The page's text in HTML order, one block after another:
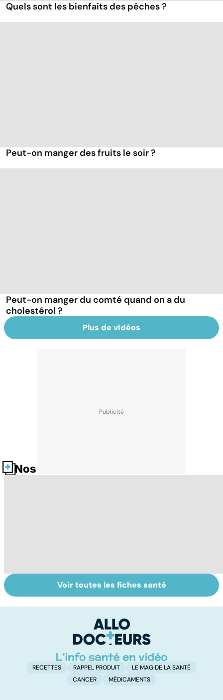
Quels sont les bienfaits des pêches ?
Peut-on manger des fruits le soir ?
Peut-on manger du comté quand on a du
cholestérol ?
Plus de vidéos
Nos fiches santé
Comment
faciliter la
Le magnésium,
un oligo-élément
Voir toutes les fiches santé
RECETTES RAPPEL PRODUIT
LE MAG DE LA SANTÉ
CANCER
MÉDICAMENTS